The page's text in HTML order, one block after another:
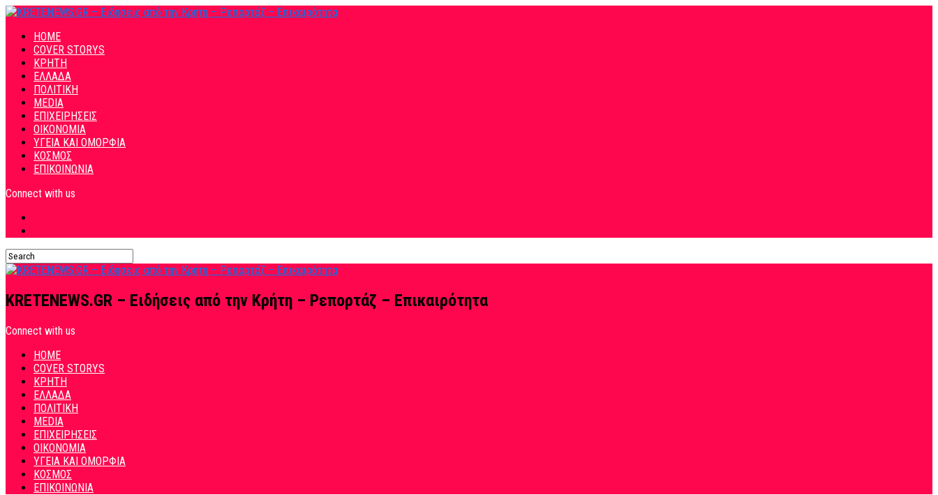
HOME
COVER STORYS
ΚΡΗΤΗ
ΕΛΛΑΔΑ
ΠΟΛΙΤΙΚΗ
MEDIA
ΕΠΙΧΕΙΡΗΣΕΙΣ
ΟΙΚΟΝΟΜΙΑ
ΥΓΕΙΑ ΚΑΙ ΟΜΟΡΦΙΑ
ΚΟΣΜΟΣ
ΕΠΙΚΟΙΝΩΝΙΑ
Connect with us
KRETENEWS.GR – Ειδήσεις από την Κρήτη – Ρεπορτάζ – Επικαιρότητα
Connect with us
HOME
COVER STORYS
ΚΡΗΤΗ
ΕΛΛΑΔΑ
ΠΟΛΙΤΙΚΗ
MEDIA
ΕΠΙΧΕΙΡΗΣΕΙΣ
ΟΙΚΟΝΟΜΙΑ
ΥΓΕΙΑ ΚΑΙ ΟΜΟΡΦΙΑ
ΚΟΣΜΟΣ
ΕΠΙΚΟΙΝΩΝΙΑ